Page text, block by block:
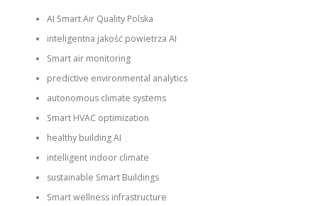
AI Smart Air Quality Polska
inteligentna jakość powietrza AI
Smart air monitoring
predictive environmental analytics
autonomous climate systems
Smart HVAC optimization
healthy building AI
intelligent indoor climate
sustainable Smart Buildings
Smart wellness infrastructure